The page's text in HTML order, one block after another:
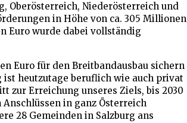
Oberösterreich, Niederösterreich und
in Höhe von ca. 305 Millionen
Euro wurde dabei vollständig
Euro für den Breitbandausbau sichern
heutzutage beruflich wie auch privat
zur Erreichung unseres Ziels, bis 2030
in ganz Österreich
28 Gemeinden in Salzburg ans